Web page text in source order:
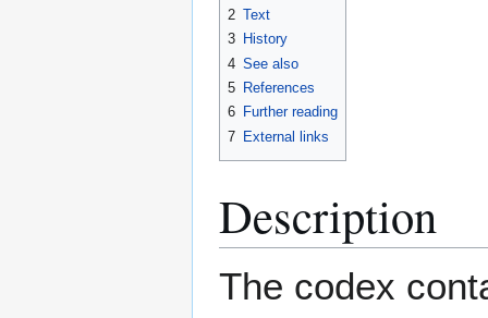
2 Text
3 History
4 See also
5 References
6 Further reading
7 External links
Description
The codex